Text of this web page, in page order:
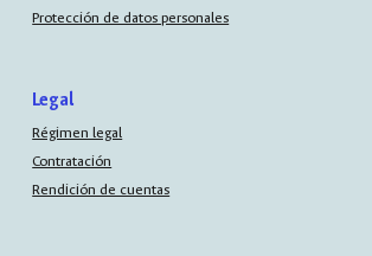
Protección de datos personales
Legal
Régimen legal
Contratación
Rendición de cuentas